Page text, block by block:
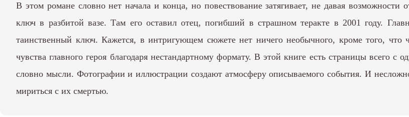
В этом романе словно нет начала и конца, но повествование затягивает, не давая возможности
ключ в разбитой вазе. Там его оставил отец, погибший в страшном теракте в 2001 году.
таинственный ключ. Кажется, в интригующем сюжете нет ничего необычного, кроме того, что
чувства главного героя благодаря нестандартному формату. В этой книге есть страницы всего с
словно мысли. Фотографии и иллюстрации создают атмосферу описываемого события. И
мириться с их смертью.